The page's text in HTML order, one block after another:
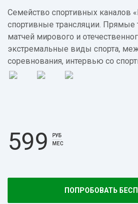
Семейство спортивных каналов
спортивные трансляции. Прямые
матчей мирового и
экстремальные виды спорта,
соревнования, интервью со
599
РУБ
МЕС
ПОПРОБОВАТЬ